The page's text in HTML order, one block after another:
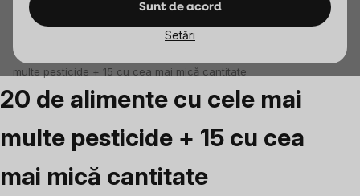
Sunt de acord
Setări
multe pesticide + 15 cu cea mai mică cantitate
20 de alimente cu cele mai
multe pesticide + 15 cu cea
mai mică cantitate